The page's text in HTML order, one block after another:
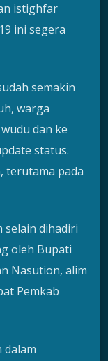
istighfar
ini segera
semakin
warga
dan ke
status.
terutama pada
selain dihadiri
oleh Bupati
Nasution, alim
Pemkab
dalam